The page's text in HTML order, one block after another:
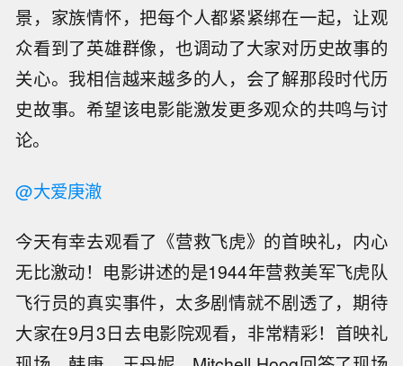
景，家族情怀，把每个人都紧紧绑在一起，让观
众看到了英雄群像，也调动了大家对历史故事的
关心。我相信越来越多的人，会了解那段时代历
史故事。希望该电影能激发更多观众的共鸣与讨
论。
@大爱庚澈
今天有幸去观看了《营救飞虎》的首映礼，内心
无比激动！电影讲述的是1944年营救美军飞虎队
飞行员的真实事件，太多剧情就不剧透了，期待
大家在9月3日去电影院观看，非常精彩！首映礼